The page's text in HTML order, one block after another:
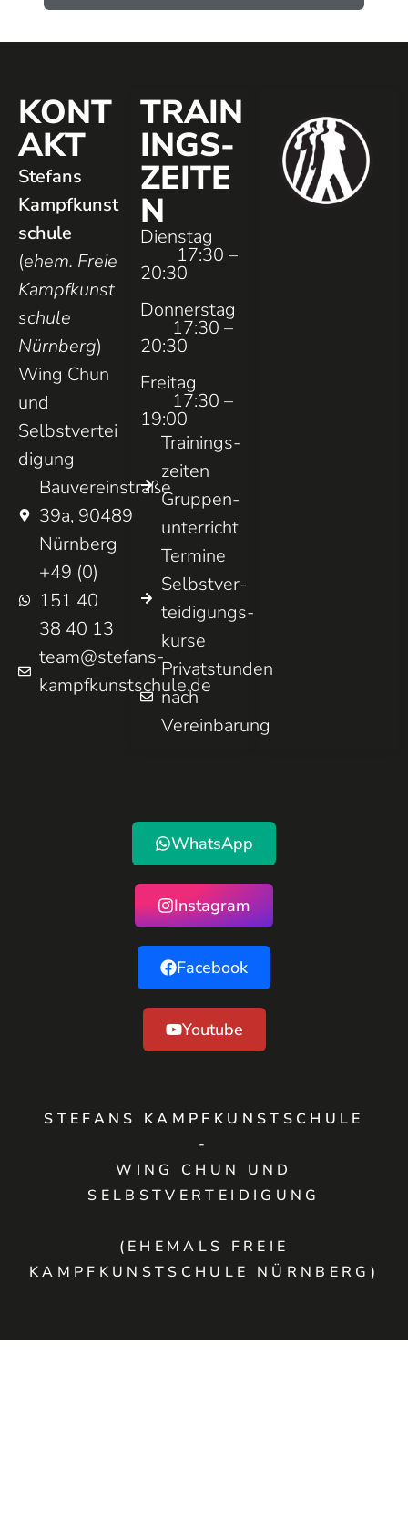
KONT
AKT
Stefans
Kampfkunst
schule
(ehem. Freie
Kampfkunst
schule
Nürnberg)
Wing Chun
und
Selbstvertei
digung
Bauvereinstraße
39a, 90489
Nürnberg
+49 (0)
151 40
38 40 13
team@stefans-
kampfkunstschule.de
TRAIN
INGS­
ZEITE
N
Dienstag
17:30 –
20:30
Donnerstag
17:30 –
20:30
Freitag
17:30 –
19:00
Trainings­
zeiten
Gruppen­
unterricht
Termine
Selbst­ver­
teidigungs­
kurse
Privatstunden
nach
Vereinbarung
WhatsApp
Instagram
Facebook
Youtube
STEFANS KAMPFKUNSTSCHULE
-
WING CHUN UND
SELBSTVERTEIDIGUNG
(EHEMALS FREIE
KAMPFKUNSTSCHULE NÜRNBERG)